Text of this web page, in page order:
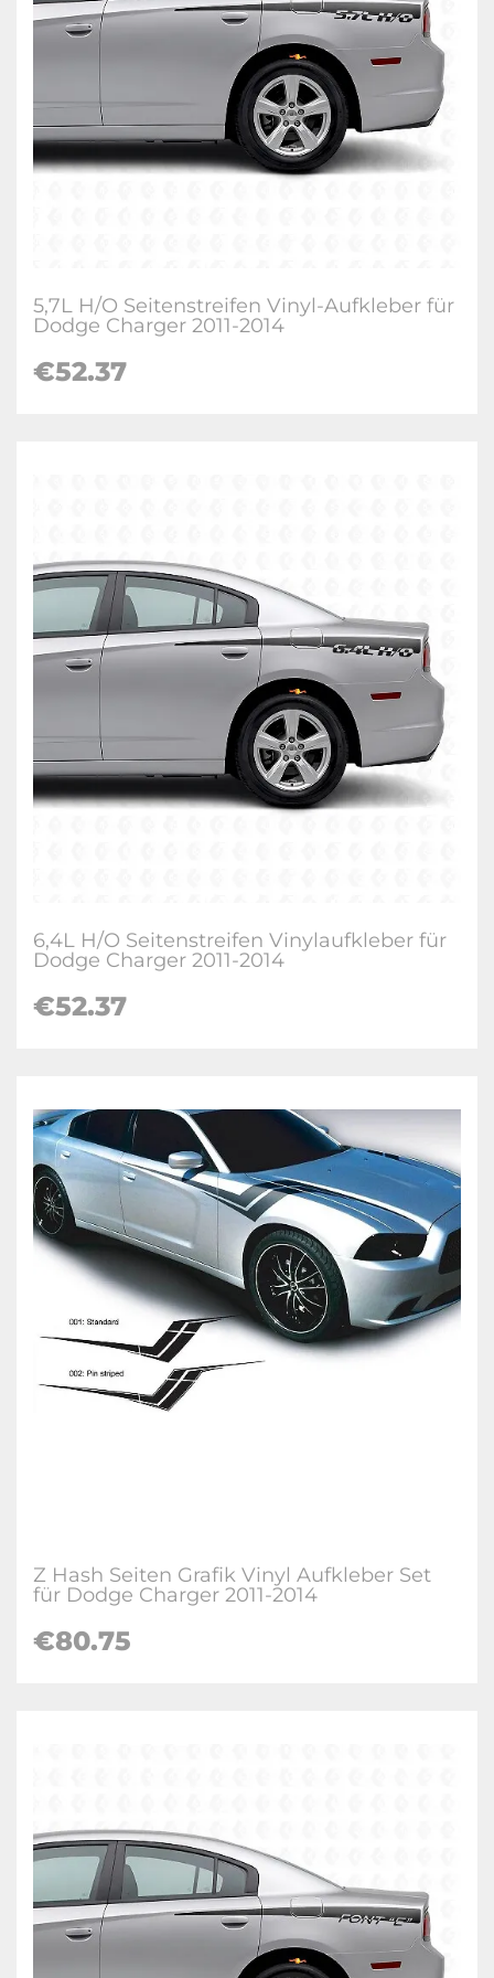
5,7L H/O Seitenstreifen Vinyl-Aufkleber für
Dodge Charger 2011-2014
€52.37
6,4L H/O Seitenstreifen Vinylaufkleber für
Dodge Charger 2011-2014
€52.37
Z Hash Seiten Grafik Vinyl Aufkleber Set
für Dodge Charger 2011-2014
€80.75